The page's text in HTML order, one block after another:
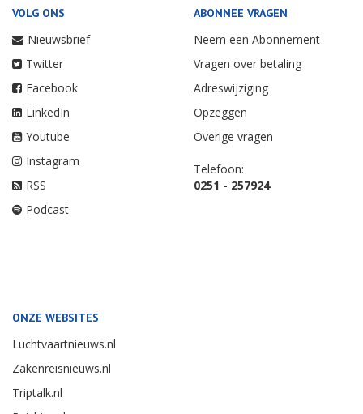
VOLG ONS
Nieuwsbrief
Twitter
Facebook
LinkedIn
Youtube
Instagram
RSS
Podcast
ABONNEE VRAGEN
Neem een Abonnement
Vragen over betaling
Adreswijziging
Opzeggen
Overige vragen
Telefoon:
0251 - 257924
ONZE WEBSITES
Luchtvaartnieuws.nl
Zakenreisnieuws.nl
Triptalk.nl